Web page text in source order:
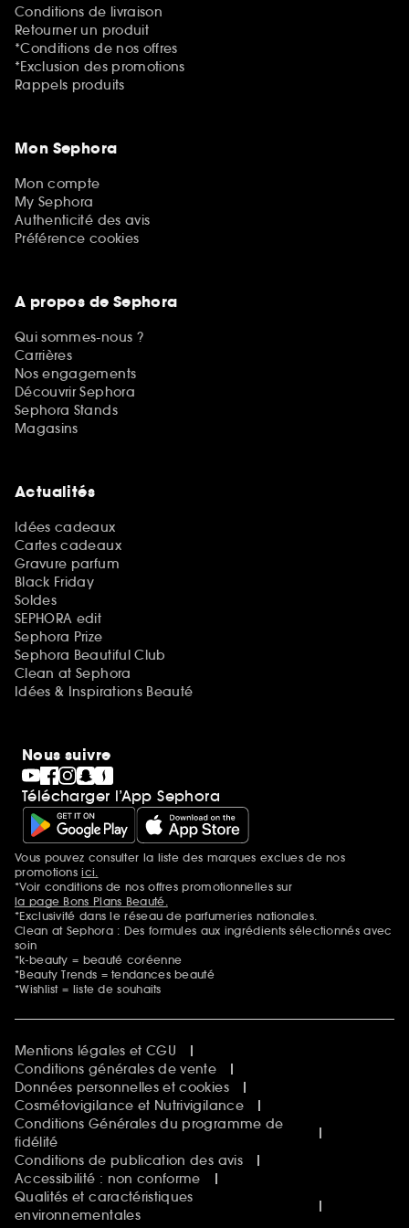
Conditions de livraison
Retourner un produit
*Conditions de nos offres
*Exclusion des promotions
Rappels produits
Mon Sephora
Mon compte
My Sephora
Authenticité des avis
Préférence cookies
A propos de Sephora
Qui sommes-nous ?
Carrières
Nos engagements
Découvrir Sephora
Sephora Stands
Magasins
Actualités
Idées cadeaux
Cartes cadeaux
Gravure parfum
Black Friday
Soldes
SEPHORA edit
Sephora Prize
Sephora Beautiful Club
Clean at Sephora
Idées & Inspirations Beauté
Nous suivre
Télécharger l’App Sephora
Mentions additionnelles
Vous pouvez consulter la liste des marques exclues de nos
promotionsici.
*Voir conditions de nos offres promotionnelles sur
la page Bons Plans Beauté.
*Exclusivité dans le réseau de parfumeries nationales.
Clean at Sephora : Des formules aux ingrédients sélectionnés avec
soin
*k-beauty = beauté coréenne
*Beauty Trends = tendances beauté
*Wishlist = liste de souhaits
Mentions légales et CGU
Conditions générales de vente
Données personnelles et cookies
Cosmétovigilance et Nutrivigilance
Conditions Générales du programme de
fidélité
Conditions de publication des avis
Accessibilité : non conforme
Qualités et caractéristiques
environnementales